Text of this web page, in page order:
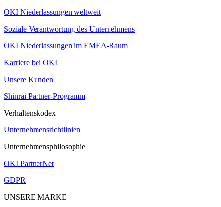
OKI Niederlassungen weltweit
Soziale Verantwortung des Unternehmens
OKI Niederlassungen im EMEA-Raum
Karriere bei OKI
Unsere Kunden
Shinrai Partner-Programm
Verhaltenskodex
Unternehmensrichtlinien
Unternehmensphilosophie
OKI PartnerNet
GDPR
UNSERE MARKE